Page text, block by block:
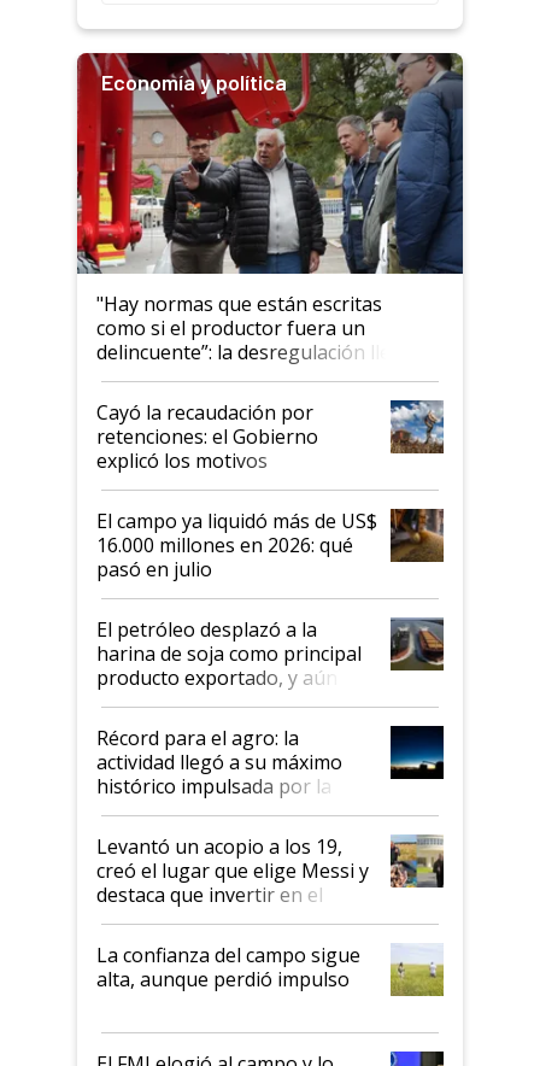
Economía y política
"Hay normas que están escritas
como si el productor fuera un
delincuente”: la desregulación llegó
al Congreso Aapresid y hasta se
habló del financiamiento al IPCVA
Cayó la recaudación por
retenciones: el Gobierno
explicó los motivos
El campo ya liquidó más de US$
16.000 millones en 2026: qué
pasó en julio
El petróleo desplazó a la
harina de soja como principal
producto exportado, y aún así
el agro aportó casi seis de cada
diez dólares y sostuvo el
liderazgo en un semestre
récord
Récord para el agro: la
actividad llegó a su máximo
histórico impulsada por la
cosecha y las exportaciones
Levantó un acopio a los 19,
creó el lugar que elige Messi y
destaca que invertir en el
kirchnerismo era como "darle
plata a un hijo para droga":
Juan Félix Rossetti, el libertario
que de una dura crisis salió
de Milei
La confianza del campo sigue
alta, aunque perdió impulso